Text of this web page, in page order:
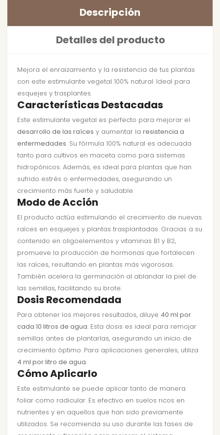
Descripción
Detalles del producto
Mejora el enraizamiento y la resistencia de tus plantas
con este estimulante vegetal 100% natural. Ideal para
esquejes y trasplantes.
Características Destacadas
Este estimulante vegetal es perfecto para mejorar el
desarrollo de las raíces y aumentar la resistencia a
enfermedades. Su fórmula 100% natural es adecuada
tanto para cultivos en maceta como para sistemas
hidropónicos. Además, es ideal para plantas que han
sufrido estrés o enfermedades, asegurando un
crecimiento más fuerte y saludable.
Modo de Acción
El producto actúa estimulando el crecimiento de nuevas
raíces en esquejes y plantas trasplantadas. Gracias a su
contenido en oligoelementos y vitaminas B1 y B2,
promueve la producción de hormonas que fortalecen
las raíces, resultando en plantas más vigorosas.
También acelera la germinación al ablandar la piel de
las semillas, facilitando su brote.
Dosis Recomendada
Para obtener los mejores resultados, diluye 40 ml por
cada 10 litros de agua. Esta dosis es ideal para remojar
semillas antes de plantarlas, asegurando un inicio de
crecimiento óptimo. Para aplicaciones generales, utiliza
4 ml por litro de agua.
Cómo Aplicarlo
Este estimulante se puede aplicar tanto de manera
foliar como radicular. Es efectivo en suelos ricos en
nutrientes y en aquellos que han sido previamente
utilizados. Se recomienda su uso durante las fases de